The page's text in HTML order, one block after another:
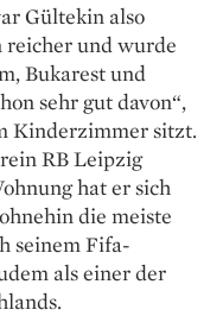
Gültekin also
und wurde
Bukarest und
sehr gut davon“,
Kinderzimmer sitzt.
RB Leipzig
hat er sich
die meiste
seinem Fifa-
als einer der